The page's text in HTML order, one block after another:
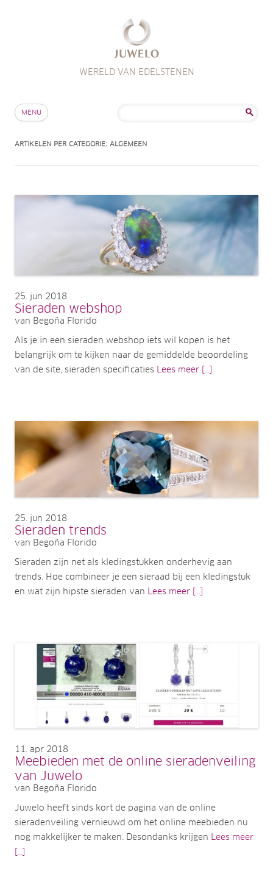
WERELD VAN EDELSTENEN
MENU
ARTIKELEN PER CATEGORIE: ALGEMEEN
25 jun 2018
Sieraden webshop
van Begoña Florido
Als je in een sieraden webshop iets wil kopen is het
belangrijk om te kijken naar de gemiddelde beoordeling
van de site, sieraden specificaties Lees meer [...]
25 jun 2018
Sieraden trends
van Begoña Florido
Sieraden zijn net als kledingstukken onderhevig aan
trends. Hoe combineer je een sieraad bij een kledingstuk
en wat zijn hipste sieraden van Lees meer [...]
11 apr 2018
Meebieden met de online sieradenveiling
van Juwelo
van Begoña Florido
Juwelo heeft sinds kort de pagina van de online
sieradenveiling vernieuwd om het online meebieden nu
nog makkelijker te maken. Desondanks krijgen Lees meer
[...]